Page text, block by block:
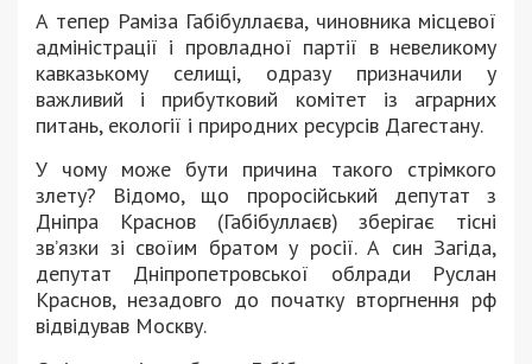
А тепер Раміза Габібуллаєва, чиновника місцевої
адміністрації і провладної партії в невеликому
кавказькому селищі, одразу призначили у
важливий і прибутковий комітет із аграрних
питань, екології і природних ресурсів Дагестану.
У чому може бути причина такого стрімкого
злету? Відомо, що проросійський депутат з
Дніпра Краснов (Габібуллаєв) зберігає тісні
зв’язки зі своїим братом у росії. А син Загіда,
депутат Дніпропетровської облради Руслан
Краснов, незадовго до початку вторгнення рф
відвідував Москву.